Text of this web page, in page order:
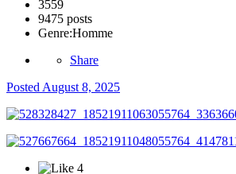
3559
9475 posts
Genre:Homme
Share
Posted August 8, 2025
4